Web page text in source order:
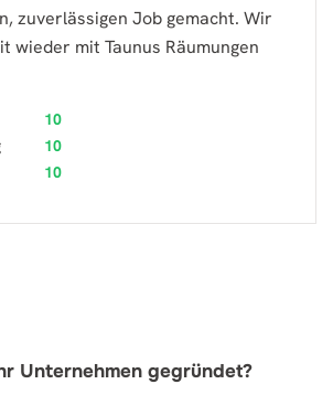
zuverlässigen Job gemacht. Wir
wieder mit Taunus Räumungen
10
10
10
Unternehmen gegründet?